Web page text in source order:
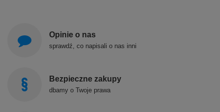
Opinie o nas
sprawdź, co napisali o nas inni
Bezpieczne zakupy
dbamy o Twoje prawa